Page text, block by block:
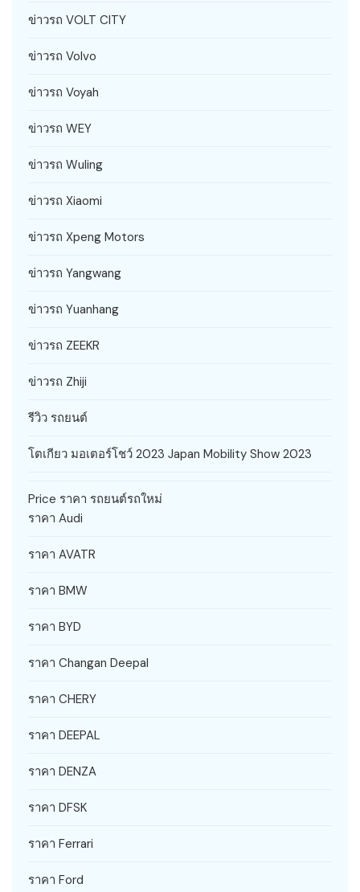
ข่าวรถ VOLT CITY
ข่าวรถ Volvo
ข่าวรถ Voyah
ข่าวรถ WEY
ข่าวรถ Wuling
ข่าวรถ Xiaomi
ข่าวรถ Xpeng Motors
ข่าวรถ Yangwang
ข่าวรถ Yuanhang
ข่าวรถ ZEEKR
ข่าวรถ Zhiji
รีวิว รถยนต์
โตเกียว มอเตอร์โชว์ 2023 Japan Mobility Show 2023
Price ราคา รถยนต์รถใหม่
ราคา Audi
ราคา AVATR
ราคา BMW
ราคา BYD
ราคา Changan Deepal
ราคา CHERY
ราคา DEEPAL
ราคา DENZA
ราคา DFSK
ราคา Ferrari
ราคา Ford